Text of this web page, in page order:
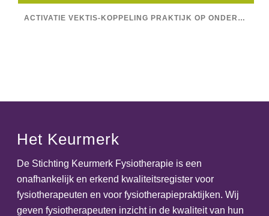
ACTIVATIE VEKTIS-KOPPELING PRAKTIJK OP ONDERNEMINGS- EN VESTIGINGSNIVEAU
Het Keurmerk
De Stichting Keurmerk Fysiotherapie is een
onafhankelijk en erkend kwaliteitsregister voor
fysiotherapeuten en voor fysiotherapiepraktijken. Wij
geven fysiotherapeuten inzicht in de kwaliteit van hun